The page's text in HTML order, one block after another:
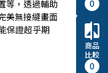
等，透過輔助
美無接縫畫面
保證超乎期
0
compare
商品
比較
0